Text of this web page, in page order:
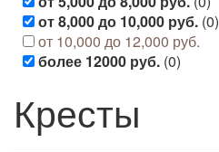
от 8,000 до 10,000 руб. (0)
от 10,000 до 12,000 руб.
более 12000 руб. (0)
Кресты